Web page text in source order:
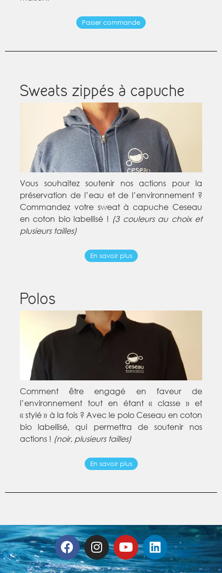
Passer commande
Sweats zippés à capuche
Vous souhaitez soutenir nos actions pour la
préservation de l’eau et de l’environnement ?
Commandez votre sweat à capuche Ceseau
en coton bio labellisé ! (3 couleurs au choix et
plusieurs tailles)
En savoir plus
Polos
Comment être engagé en faveur de
l’environnement tout en étant « classe » et
« stylé » à la fois ? Avec le polo Ceseau en coton
bio labellisé, qui permettra de soutenir nos
actions ! (noir, plusieurs tailles)
En savoir plus